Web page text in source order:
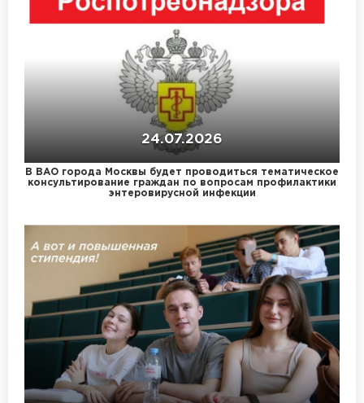
24.07.2026
В ВАО города Москвы будет проводиться тематическое
консультирование граждан по вопросам профилактики
энтеровирусной инфекции